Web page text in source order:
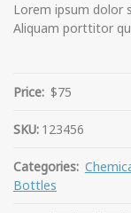
Lorem ipsum dolor
Aliquam porttitor
Price: $75
SKU: 123456
Categories:
Bottles